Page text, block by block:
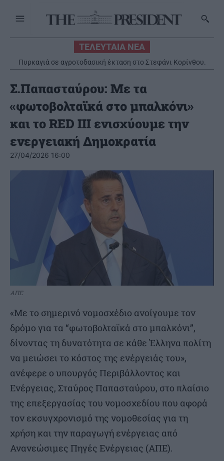
ΤΕΛΕΥΤΑΙΑ ΝΕΑ
Πυρκαγιά σε αγροτοδασική έκταση στο Στεφάνι Κορίνθου.
Εστάλη 112
Σ.Παπασταύρου: Με τα
«φωτοβολταϊκά στο μπαλκόνι»
και το RED III ενισχύουμε την
ενεργειακή Δημοκρατία
27/04/2026 16:00
ΑΠΕ
«Με το σημερινό νομοσχέδιο ανοίγουμε τον
δρόμο για τα “φωτοβολταϊκά στο μπαλκόνι”,
δίνοντας τη δυνατότητα σε κάθε Έλληνα πολίτη
να μειώσει το κόστος της ενέργειάς του»,
ανέφερε ο υπουργός Περιβάλλοντος και
Ενέργειας, Σταύρος Παπασταύρου, στο πλαίσιο
της επεξεργασίας του νομοσχεδίου που αφορά
τον εκσυγχρονισμό της νομοθεσίας για τη
χρήση και την παραγωγή ενέργειας από
Ανανεώσιμες Πηγές Ενέργειας (ΑΠΕ).